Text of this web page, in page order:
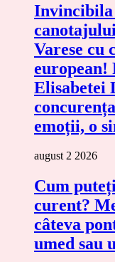
Invincibila
Varese cu
european!
Elisabetei
emoții, o
august 2 2026
Cum
curent?
câteva
umed sau